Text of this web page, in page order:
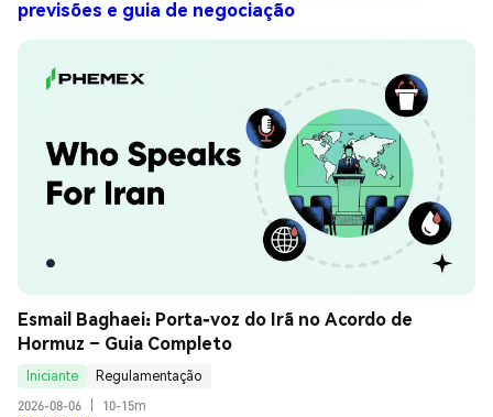
previsões e guia de negociação
Esmail Baghaei: Porta-voz do Irã no Acordo de
Hormuz – Guia Completo
Iniciante
Regulamentação
2026-08-06
10-15m